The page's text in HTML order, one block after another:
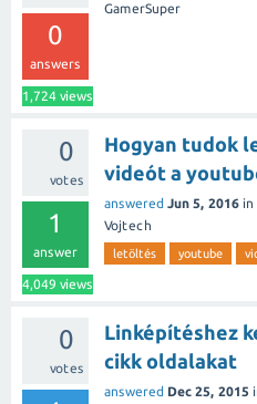
0
answers
1,724 views
GamerSuper
0
votes
1
answer
4,049 views
Hogyan tudok
videót a
answered Jun 5, 2016 in
Vojtech
letöltés youtube
0
votes
Linképítéshez
cikk oldalakat
answered Dec 25, 2015